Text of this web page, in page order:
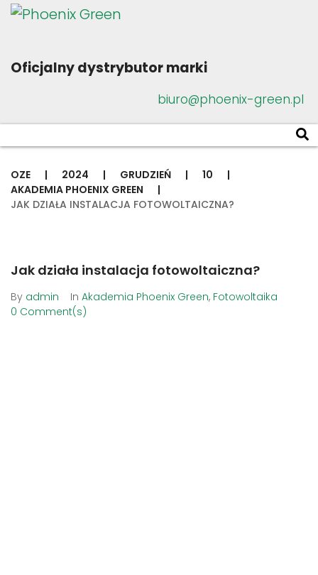
Oficjalny dystrybutor marki
biuro@phoenix-green.pl
OZE | 2024 | GRUDZIEŃ | 10
|
AKADEMIA PHOENIX GREEN
|
JAK DZIAŁA INSTALACJA FOTOWOLTAICZNA?
Jak działa instalacja fotowoltaiczna?
By admin In Akademia Phoenix Green, Fotowoltaika
0 Comment(s)